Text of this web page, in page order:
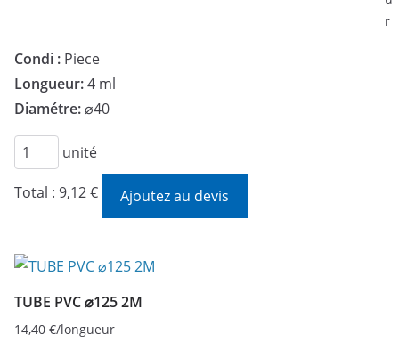
r
Condi : Piece
Longueur:4 ml
Diamétre:⌀40
quantité
de
TUBE
4M
unité
Total : 9,12 € Ajoutez au devis
TUBE PVC ⌀125 2M
14,40 €/longueur